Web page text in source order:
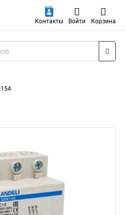
Контакты Войти Корзина